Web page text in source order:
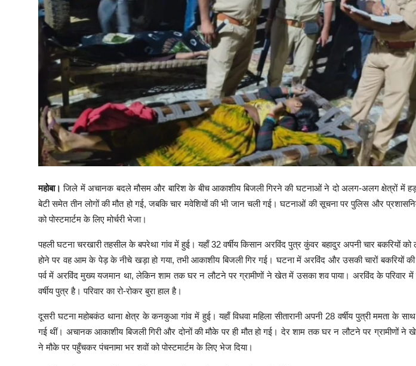
महोबा। जिले में अचानक बदले मौसम और बारिश के बीच आकाशीय बिजली गिरने की घटनाओं ने दो अलग-अलग क्षेत्रों में
बेटी समेत तीन लोगों की मौत हो गई, जबकि चार मवेशियों की भी जान चली गई। घटनाओं की सूचना पर पुलिस और
को पोस्टमार्टम के लिए मोर्चरी भेजा।
पहली घटना चरखारी तहसील के बपरेथा गांव में हुई। यहाँ 32 वर्षीय किसान अरविंद पुत्र कुंवर बहादुर अपनी चार बकरियों
होने पर वह आम के पेड़ के नीचे खड़ा हो गया, तभी आकाशीय बिजली गिर गई। घटना में अरविंद और उसकी चारों बकरियों की
पर्व में अरविंद मुख्य यजमान था, लेकिन शाम तक घर न लौटने पर ग्रामीणों ने खेत में उसका शव पाया। अरविंद के परिवार
वर्षीय पुत्र है। परिवार का रो-रोकर बुरा हाल है।
दूसरी घटना महोबकंठ थाना क्षेत्र के कनकुआ गांव में हुई। यहाँ विधवा महिला सीतारानी अपनी 28 वर्षीय पुत्री ममता
गई थीं। अचानक आकाशीय बिजली गिरी और दोनों की मौके पर ही मौत हो गई। देर शाम तक घर न लौटने पर ग्रामीणों ने
ने मौके पर पहुँचकर पंचनामा भर शवों को पोस्टमार्टम के लिए भेज दिया।